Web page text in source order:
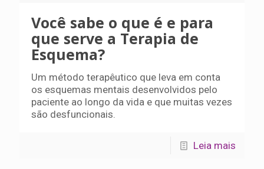
Você sabe o que é e para
que serve a Terapia de
Esquema?
Um método terapêutico que leva em conta
os esquemas mentais desenvolvidos pelo
paciente ao longo da vida e que muitas vezes
são desfuncionais.
Leia mais